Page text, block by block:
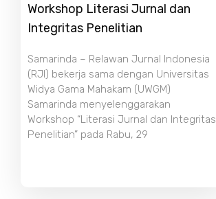
Workshop Literasi Jurnal dan
Integritas Penelitian
Samarinda – Relawan Jurnal Indonesia
(RJI) bekerja sama dengan Universitas
Widya Gama Mahakam (UWGM)
Samarinda menyelenggarakan
Workshop “Literasi Jurnal dan Integritas
Penelitian” pada Rabu, 29